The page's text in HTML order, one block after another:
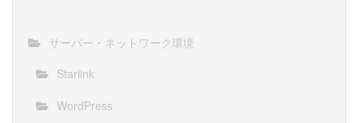
サーバー・ネットワーク環境
Starlink
WordPress